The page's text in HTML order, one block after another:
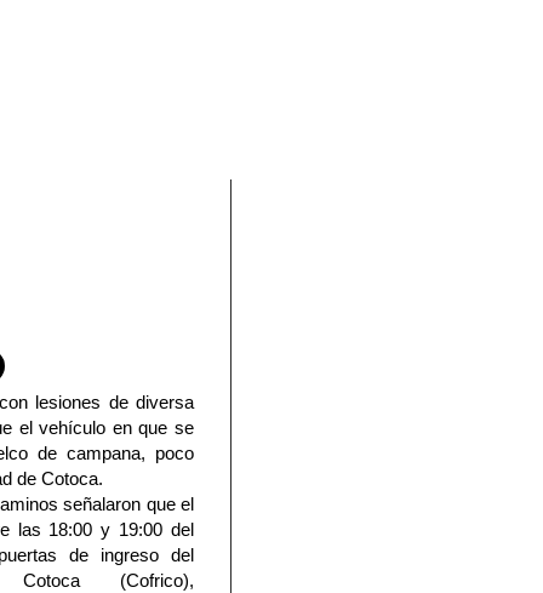
lesiones de diversa
el vehículo en que se
de campana, poco
de Cotoca.
señalaron que el
las 18:00 y 19:00 del
de ingreso del
Cotoca (Cofrico),